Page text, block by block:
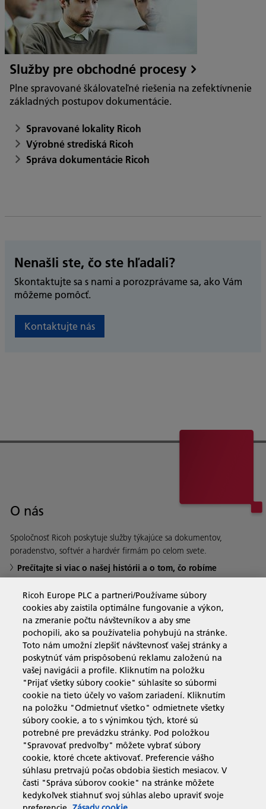
Služby pre obchodné procesy
Plne spravované škálovateľné riešenia na zefektívnenie
základných postupov dokumentácie.
Spravované lokality Ricoh
Výrobné strediská Ricoh
Správa dokumentácie Ricoh
Nenašli ste, čo ste hľadali?
Skontaktujte sa s nami a porozprávame sa, ako Vám
môžeme pomôcť.
Kontaktujte nás
O nás
Spoločnosť Ricoh poskytuje služby týkajúce sa dokumentov,
poradenstvo, softvér a hardvér firmám po celom svete.
Prečítajte si viac o našej histórii a o tom, čo robíme
Obchodné riešenia
Produkty a služby
Podpora a kontakt
Zdroje
sledujte nás
Ricoh Europe PLC a partneri/Používame súbory
cookies aby zaistila optimálne fungovanie a výkon,
na zmeranie počtu návštevníkov a aby sme
pochopili, ako sa používatelia pohybujú na stránke.
Toto nám umožní zlepšiť návštevnosť vašej stránky a
poskytnúť vám prispôsobenú reklamu založenú na
vašej navigácii a profile. Kliknutím na položku
"Prijať všetky súbory cookie" súhlasíte so súbormi
cookie na tieto účely vo vašom zariadení. Kliknutím
na položku "Odmietnuť všetko" odmietnete všetky
súbory cookie, a to s výnimkou tých, ktoré sú
potrebné pre prevádzku stránky. Pod položkou
"Spravovať predvoľby" môžete vybrať súbory
cookie, ktoré chcete aktivovať. Preferencie vášho
súhlasu pretrvajú počas obdobia šiestich mesiacov. V
časti "Správa súborov cookie" na stránke môžete
kedykoľvek stiahnuť svoj súhlas alebo upraviť svoje